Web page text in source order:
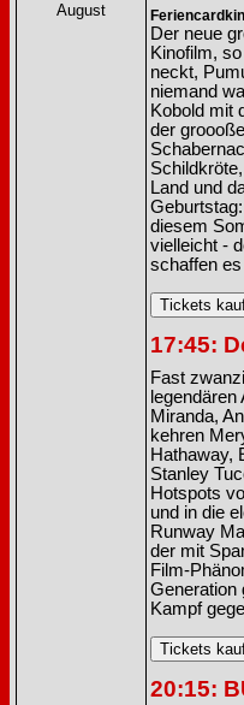
August
Der neue
Kinofilm,
neckt,
niemand
Kobold mit
der
Land und
diesem
vielleicht -
schaffen es
17:45:
Fast
legendären
Miranda,
kehren
Hathaway,
Stanley
Hotspots
und in die
Runway
der mit
Film-
Generation
Kampf
20:15: